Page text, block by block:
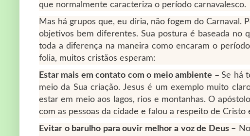
que normalmente caracteriza o período carnavalesco.
Mas há grupos que, eu diria, não fogem do
objetivos bem diferentes. Sua postura é baseada no
toda a diferença na maneira como encaram o
folia, muitos cristãos esperam:
Estar mais em contato com o meio ambiente –Se há
meio da Sua criação. Jesus é um exemplo muito
estar em meio aos lagos, rios e montanhas. O
com as pessoas da cidade e falou a respeito de
Evitar o barulho para ouvir melhor a voz de Deus –